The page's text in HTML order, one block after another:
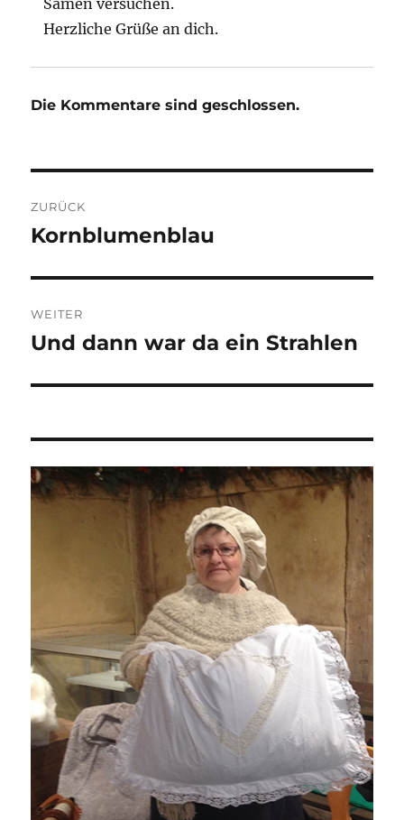
Herzliche Grüße an dich.
Die Kommentare sind geschlossen.
ZURÜCK
Vorheriger
Kornblumenblau
WEITER
Nächster
Und dann war da ein Strahlen